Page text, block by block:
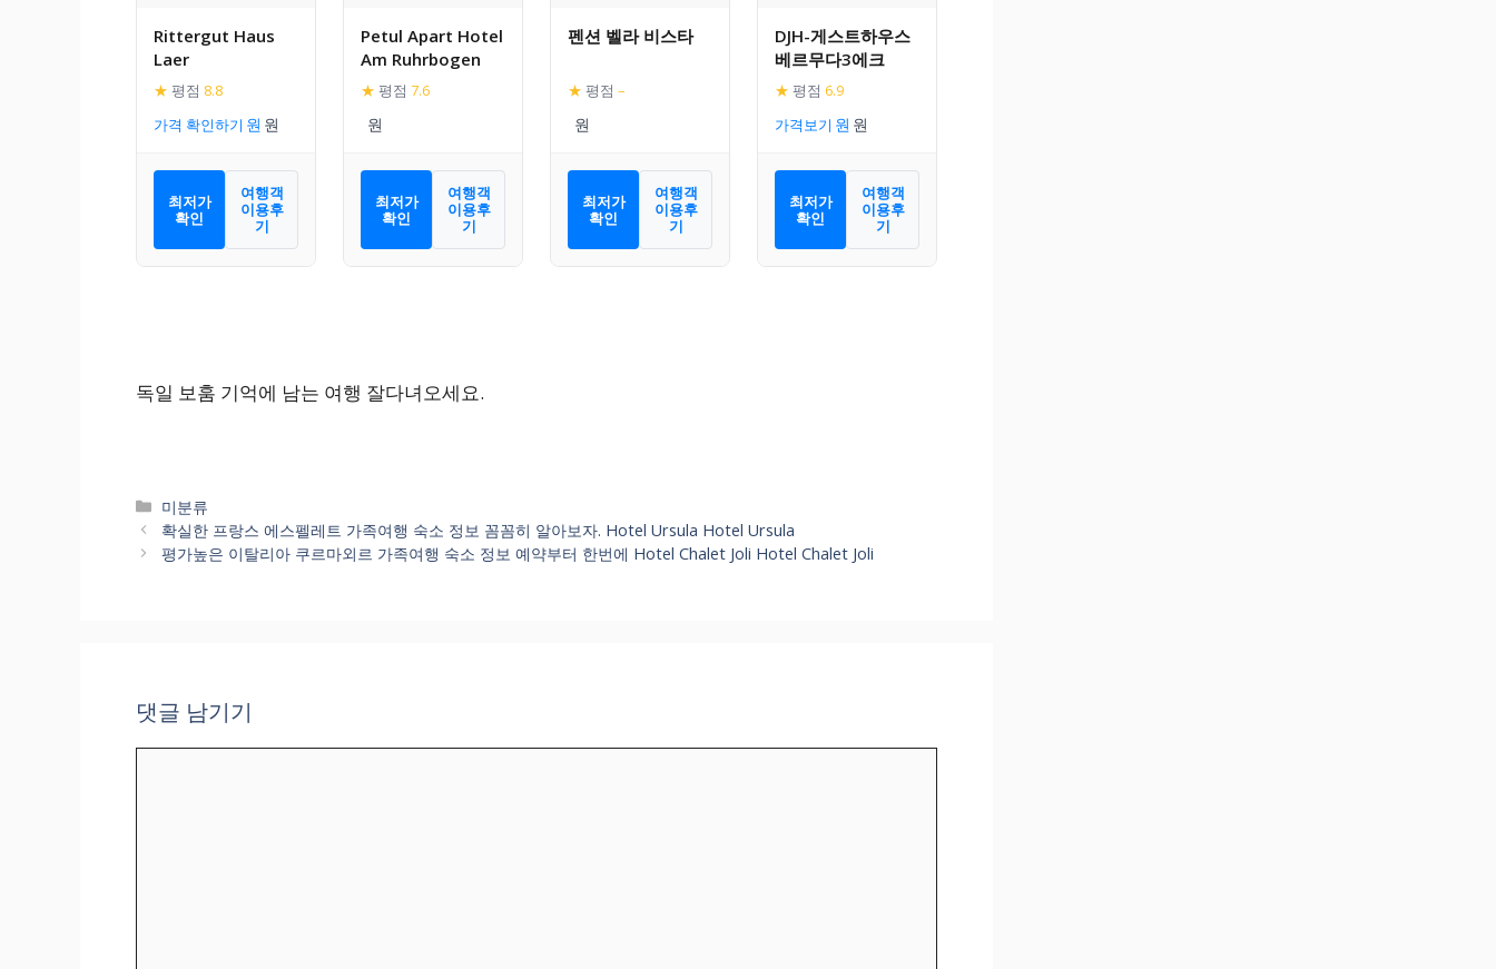
Rittergut Haus
Laer
★ 평점 8.8
가격 확인하기
최저가
확인
여행객
이용후
기
Petul Apart Hotel
Am Ruhrbogen
★ 평점 7.6
최저가
확인
여행객
이용후
기
펜션 벨라 비스타
★ 평점 –
최저가
확인
여행객
이용후
기
DJH-게스트하우스
베르무다3에크
★ 평점 6.9
가격보기
최저가
확인
여행객
이용후
기
독일 보훔 기억에 남는 여행 잘다녀오세요.
카
테
고
미분류
확실한 프랑스 에스펠레트 가족여행 숙소 정보 꼼꼼히 알아보자. Hotel Ursula Hotel Ursula
평가높은 이탈리아 쿠르마외르 가족여행 숙소 정보 예약부터 한번에 Hotel Chalet Joli Hotel Chalet Joli
댓글 남기기